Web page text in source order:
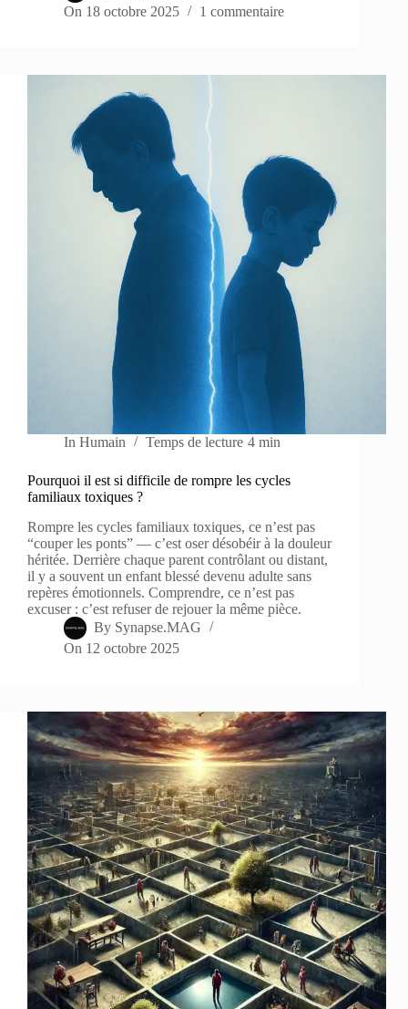
On 18 octobre 2025 1 commentaire
In Humain Temps de lecture 4 min
Pourquoi il est si difficile de rompre les cycles
familiaux toxiques ?
Rompre les cycles familiaux toxiques, ce n’est pas
“couper les ponts” — c’est oser désobéir à la douleur
héritée. Derrière chaque parent contrôlant ou distant,
il y a souvent un enfant blessé devenu adulte sans
repères émotionnels. Comprendre, ce n’est pas
excuser : c’est refuser de rejouer la même pièce.
By Synapse.MAG
On 12 octobre 2025